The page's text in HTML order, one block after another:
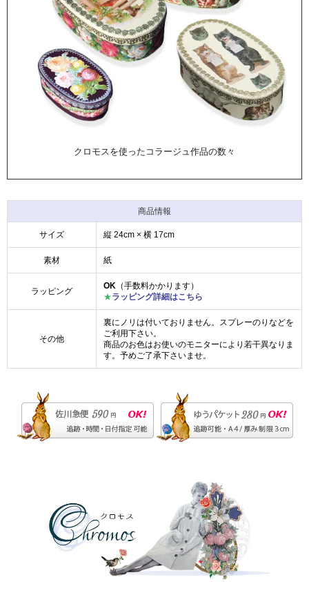
クロモスを使ったコラージュ作品の数々
商品情報
サイズ 縦 24cm × 横 17cm
素材 紙
ラッピング
OK （手数料かかります）
★ラッピング詳細はこちら
その他
裏にノリは付いておりません。スプレーのりなどを
ご利用下さい。
商品のお色はお使いのモニターにより若干異なりま
す。予めご了承下さいませ。